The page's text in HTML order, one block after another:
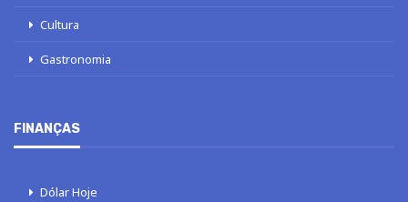
Cultura
Gastronomia
FINANÇAS
Dólar Hoje